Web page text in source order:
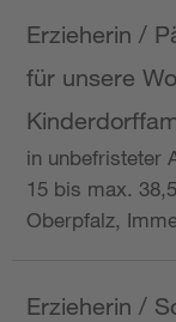
Erzieherin /
für unsere
in unbefristeter
15 bis max.
Oberpfalz,
Erzieherin /